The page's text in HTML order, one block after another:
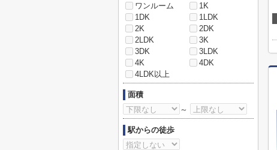
ワンルーム
1K
1DK
1LDK
2K
2DK
2LDK
3K
3DK
3LDK
4K
4DK
4LDK以上
面積
～
駅からの徒歩